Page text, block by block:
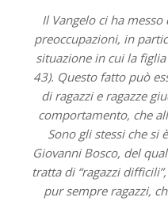
Il Vangelo ci ha messo
preoccupazioni, in
situazione in cui la
43). Questo fatto può
di ragazzi e ragazze
comportamento, che
Sono gli stessi che si
Giovanni Bosco, del
tratta di “ragazzi
pur sempre ragazzi,